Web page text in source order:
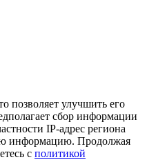
позволяет улучшить его
сбор информации
IP-адрес региона
информацию. Продолжая
с политикой